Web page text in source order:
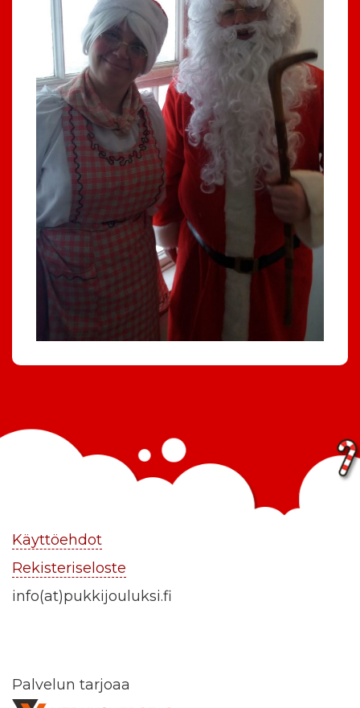
Käyttöehdot
Rekisteriseloste
info(at)pukkijouluksi.fi
Palvelun tarjoaa